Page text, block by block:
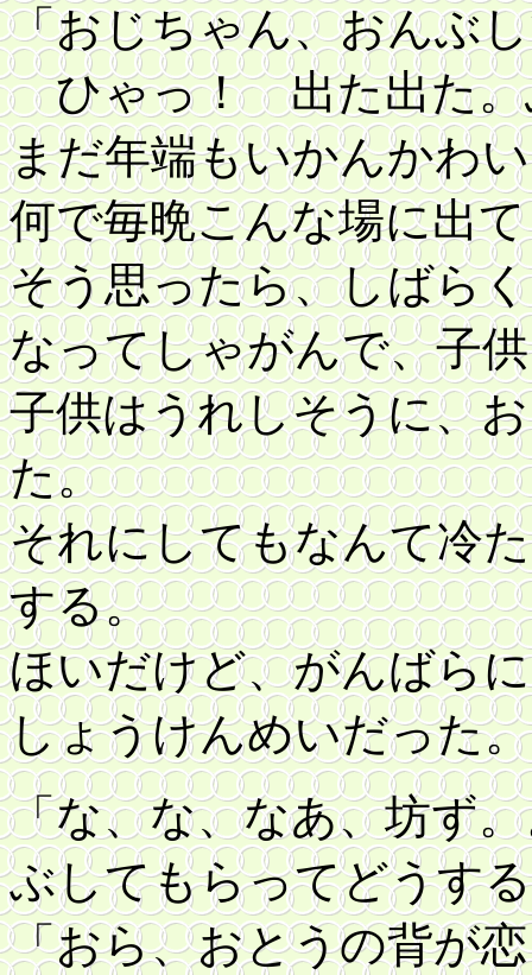
「おじちゃん、おんぶ
ひゃっ！ 出た出た。
まだ年端もいかんかわ
何で毎晩こんな場に出
そう思ったら、しばら
なってしゃがんで、子
子供はうれしそうに、
た。
それにしてもなんて冷
する。
ほいだけど、がんばら
しょうけんめいだった。
「な、な、なあ、坊ず
ぶしてもらってどうす
「おら、おとうの背が